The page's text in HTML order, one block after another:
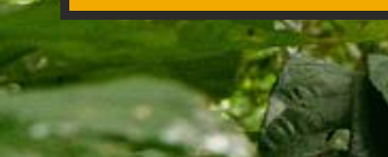
Continua la lettura